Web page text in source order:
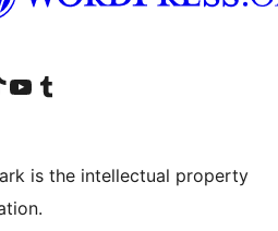
account
TikTok account
Visit our YouTube channel
Visit our Tumblr account
is the intellectual property